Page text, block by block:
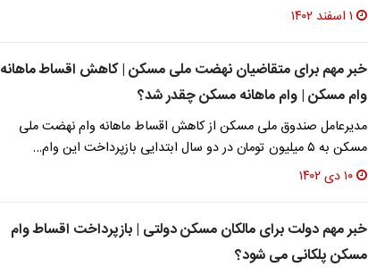
۱ اسفند ۱۴۰۲
خبر مهم برای متقاضیان نهضت ملی مسکن | کاهش اقساط ماهانه
وام مسکن | وام ماهانه مسکن چقدر شد؟
مدیرعامل صندوق ملی مسکن از کاهش اقساط ماهانه وام نهضت ملی
مسکن به ۵ میلیون تومان در دو سال ابتدایی بازپرداخت این وام…
۱۰ دی ۱۴۰۲
خبر مهم دولت برای مالکان مسکن دولتی | بازپرداخت اقساط وام
مسکن پلکانی می شود؟